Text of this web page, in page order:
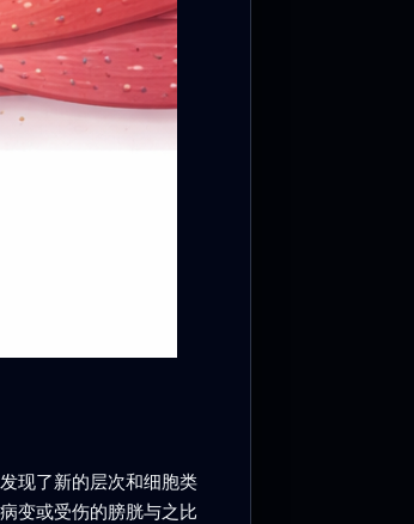
现了新的层次和细胞类
变或受伤的膀胱与之比